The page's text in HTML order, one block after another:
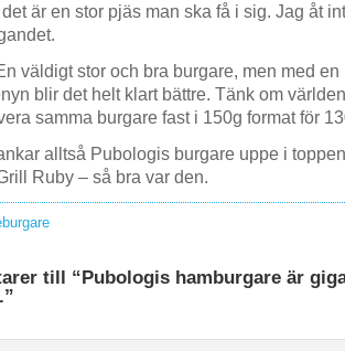
är en stor pjäs man ska få i sig. Jag åt
väldigt stor och bra burgare, men med
blir det helt klart bättre. Tänk om
samma burgare fast i 150g format för
alltså Pubologis burgare uppe i
Ruby – så bra var den.
till “Pubologis hamburgare är